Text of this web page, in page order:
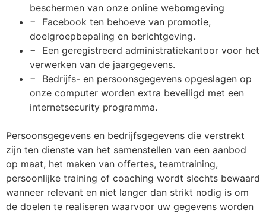
beschermen van onze online webomgeving
− Facebook ten behoeve van promotie,
doelgroepbepaling en berichtgeving.
− Een geregistreerd administratiekantoor voor het
verwerken van de jaargegevens.
− Bedrijfs- en persoonsgegevens opgeslagen op
onze computer worden extra beveiligd met een
internetsecurity programma.
Persoonsgegevens en bedrijfsgegevens die verstrekt
zijn ten dienste van het samenstellen van een aanbod
op maat, het maken van offertes, teamtraining,
persoonlijke training of coaching wordt slechts bewaard
wanneer relevant en niet langer dan strikt nodig is om
de doelen te realiseren waarvoor uw gegevens worden